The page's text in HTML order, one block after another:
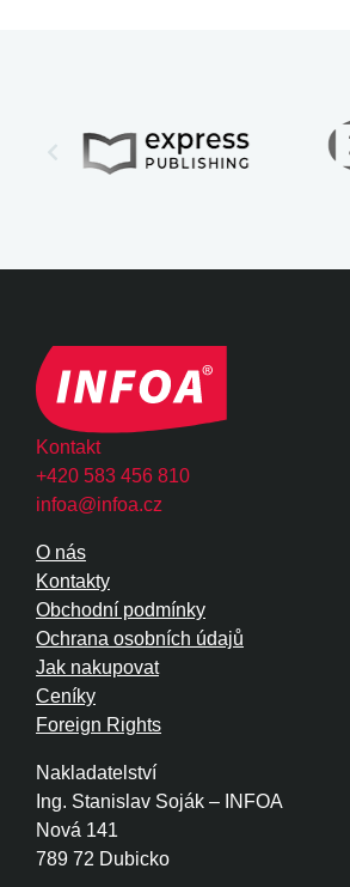
Kontakt
+420 583 456 810
infoa@infoa.cz
Nakladatelství
Ing. Stanislav Soják – INFOA
Nová 141
789 72 Dubicko
O nás
Kontakty
Obchodní podmínky
Ochrana osobních údajů
Jak nakupovat
Ceníky
Foreign Rights